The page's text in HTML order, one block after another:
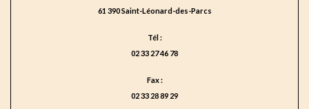
61 390 Saint-Léonard-des-Parcs
Tél :
02 33 27 46 78
Fax :
02 33 28 89 29